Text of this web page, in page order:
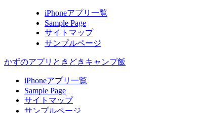
iPhoneアプリ一覧
Sample Page
サイトマップ
サンプルページ
かずのアプリときどきキャンプ飯
iPhoneアプリ一覧
Sample Page
サイトマップ
サンプルページ